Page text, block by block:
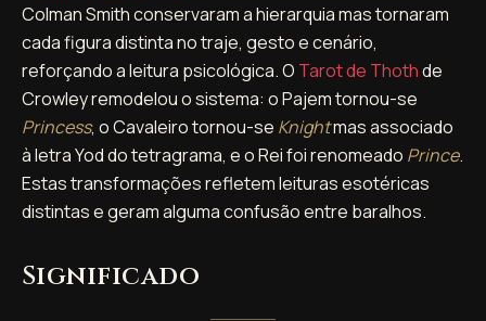
Colman Smith conservaram a hierarquia mas tornaram
cada figura distinta no traje, gesto e cenário,
reforçando a leitura psicológica. O Tarot de Thothde
Crowley remodelou o sistema: o Pajem tornou-se
Princess, o Cavaleiro tornou-se Knightmas associado
à letra Yod do tetragrama, e o Rei foi renomeado Prince.
Estas transformações refletem leituras esotéricas
distintas e geram alguma confusão entre baralhos.
Significado